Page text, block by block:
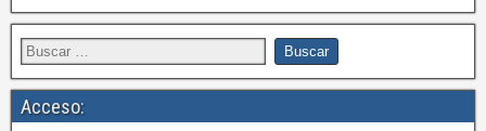
Acceso: